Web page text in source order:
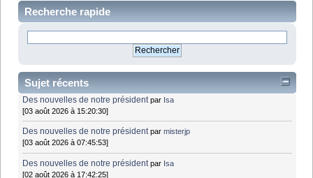
Recherche rapide
Sujet récents
Des nouvelles de notre président par Isa
[03 août 2026 à 15:20:30]
Des nouvelles de notre président parmisterjp
[03 août 2026 à 07:45:53]
Des nouvelles de notre président par Isa
[02 août 2026 à 17:42:25]